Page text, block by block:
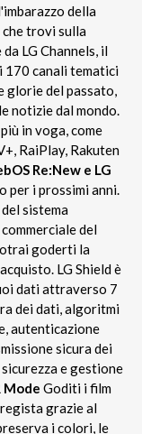
della
trovi sulla
LG Channels, il
170 canali tematici
glorie del passato,
notizie dal mondo.
in voga, come
RaiPlay, Rakuten
Re:New e LG
per i prossimi anni.
sistema
del
goderti la
LG Shield è
dati attraverso 7
dei dati, algoritmi
autenticazione
sicura dei
e gestione
Mode Goditi i film
grazie al
i colori, le